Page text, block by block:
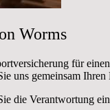
Worms
für
uns gemeinsam
die Verantwortung